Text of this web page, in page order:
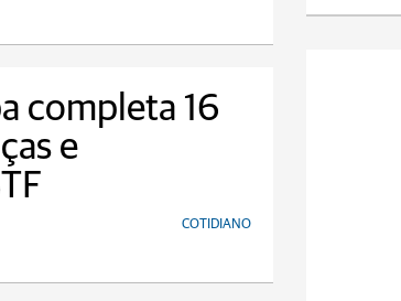
completa 16
e
COTIDIANO